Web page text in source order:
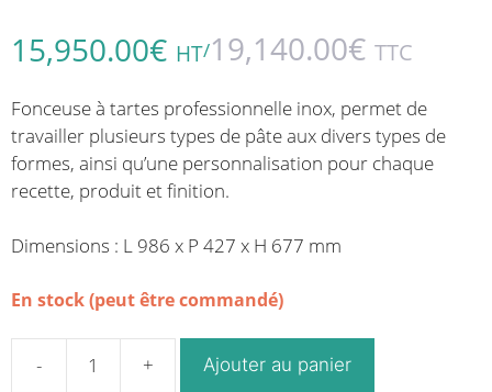
15,950.00€ HT/19,140.00€ TTC
Fonceuse à tartes professionnelle inox, permet de
travailler plusieurs types de pâte aux divers types de
formes, ainsi qu’une personnalisation pour chaque
recette, produit et finition.
Dimensions : L 986 x P 427 x H 677 mm
En stock (peut être commandé)
quantité
Ajouter au panier